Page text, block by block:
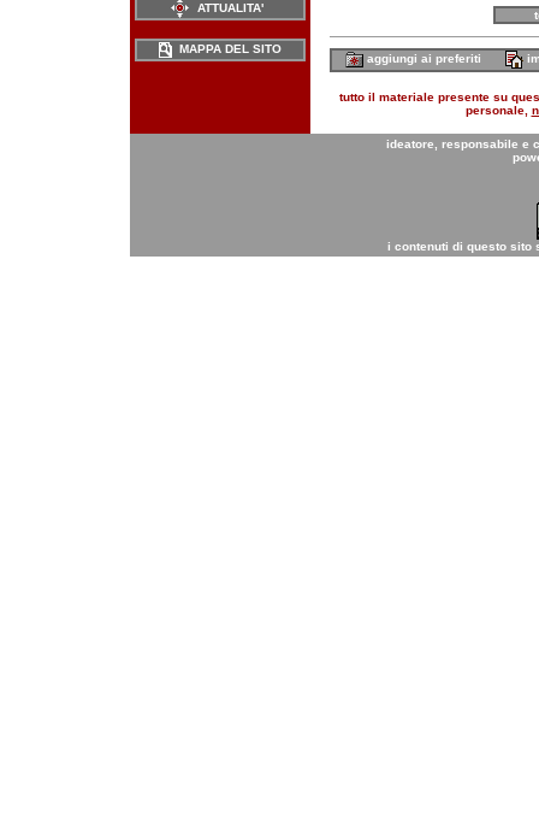
ATTUALITA'
MAPPA DEL SITO
aggiungi ai preferiti
tutto il materiale presente su
personale,
ideatore, responsabile e
i contenuti di questo sito